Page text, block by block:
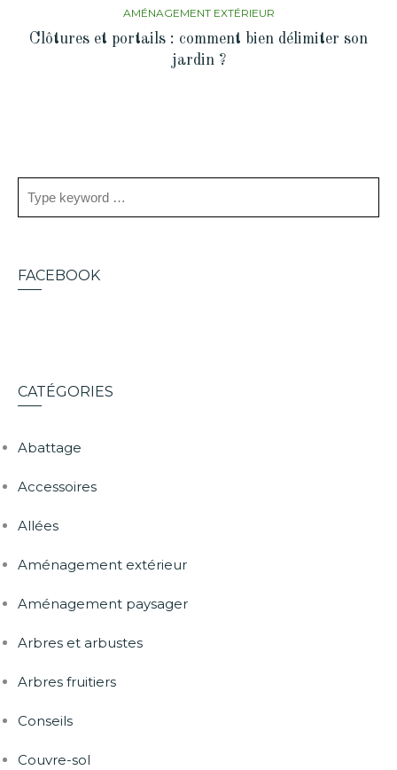
AMÉNAGEMENT EXTÉRIEUR
Clôtures et portails : comment bien délimiter son
jardin ?
FACEBOOK
CATÉGORIES
Abattage
Accessoires
Allées
Aménagement extérieur
Aménagement paysager
Arbres et arbustes
Arbres fruitiers
Conseils
Couvre-sol